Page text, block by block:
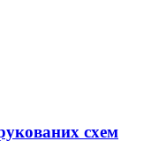
схем